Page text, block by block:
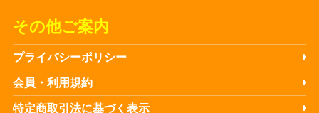
その他ご案内
プライバシーポリシー
会員・利用規約
特定商取引法に基づく表示